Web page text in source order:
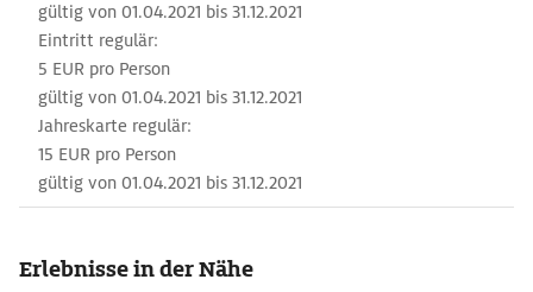
gültig von 01.04.2021 bis 31.12.2021
Eintritt regulär:
5 EUR pro Person
gültig von 01.04.2021 bis 31.12.2021
Jahreskarte regulär:
15 EUR pro Person
gültig von 01.04.2021 bis 31.12.2021
Erlebnisse in der Nähe